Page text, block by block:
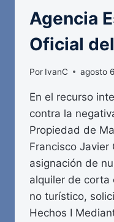
Agencia
Oficial
Por IvanC agosto
En el recurso
contra la
Propiedad de
Francisco Javier
asignación de
alquiler de corta
no turístico,
Hechos I